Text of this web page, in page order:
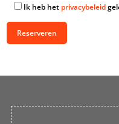
Ik heb het privacybeleid